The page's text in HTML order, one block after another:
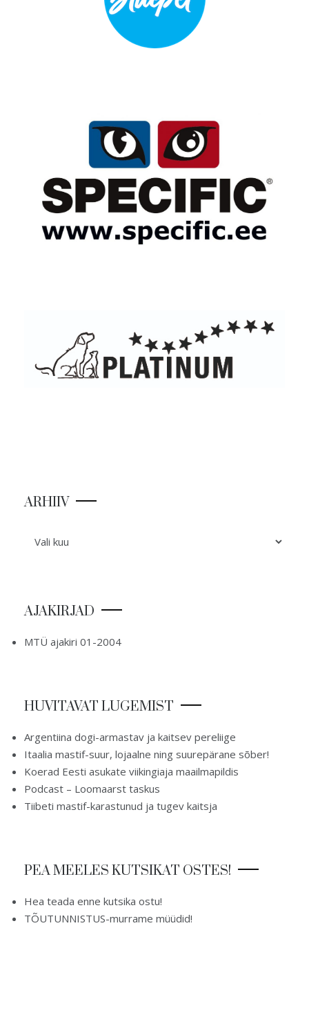
ARHIIV
AJAKIRJAD
MTÜ ajakiri 01-2004
HUVITAVAT LUGEMIST
Argentiina dogi-armastav ja kaitsev pereliige
Itaalia mastif-suur, lojaalne ning suurepärane sõber!
Koerad Eesti asukate viikingiaja maailmapildis
Podcast – Loomaarst taskus
Tiibeti mastif-karastunud ja tugev kaitsja
PEA MEELES KUTSIKAT OSTES!
Hea teada enne kutsika ostu!
TÕUTUNNISTUS-murrame müüdid!